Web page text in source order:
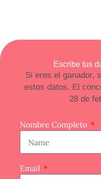
Escribe tus
Si eres el ganador,
estos datos. El
28 de
Nombre Completo
Email